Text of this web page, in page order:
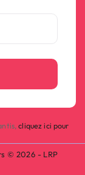
cliquez ici pour
© 2026 - LRP